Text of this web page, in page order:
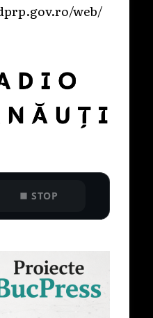
web/
STOP